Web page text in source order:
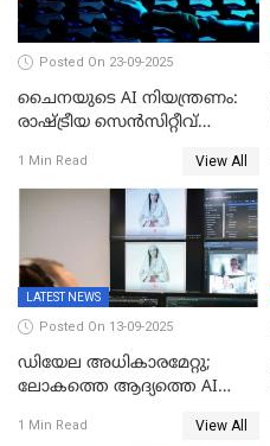
Posted On 23-09-2025
ചൈനയുടെ AI നിയന്ത്രണം:
രാഷ്ട്രീയ സെൻസിറ്റീവ്
ഡീപ് സീക്ക്-ആർ1-സേഫ്
1 Min Read View All
LATEST NEWS
Posted On 13-09-2025
ഡിയേല അധികാരമേറ്റു;
ലോകത്തെ ആദ്യത്തെ AI
വേണ്ട, കൈക്കൂലി വാങ്ങില്ല;
1 Min Read View All